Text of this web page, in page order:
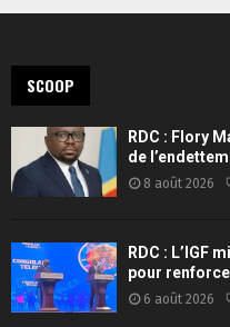
SCOOP
RDC : Flory
de
8 août 2026
RDC : L’IGF
pour
6 août 2026